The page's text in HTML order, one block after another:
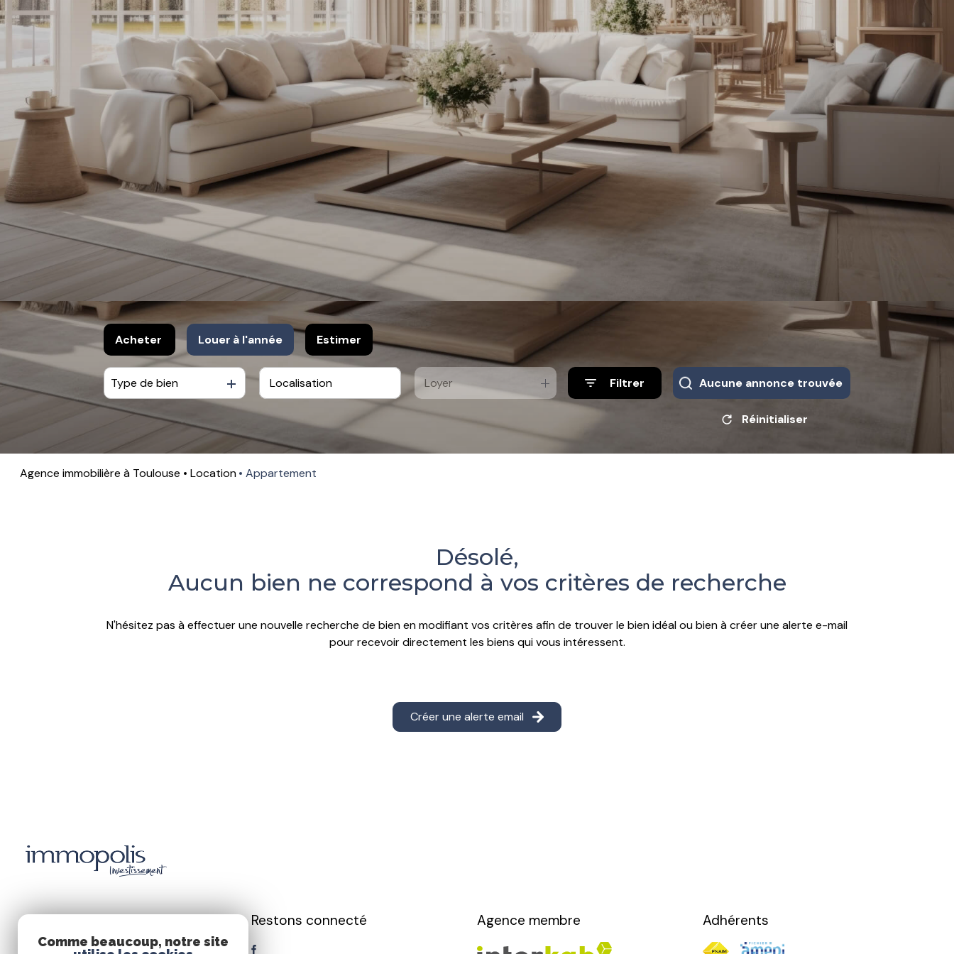
nous
Acheter
De l'ancien
Louer à l'année
à l'année
De l'immo pro
Estimer
Type de bien Loyer Filtrer Aucune annonce trouvée
Réinitialiser
Agence immobilière à Toulouse Location Appartement
Désolé,
Aucun bien ne correspond à vos critères de recherche
N'hésitez pas à effectuer une nouvelle recherche de bien en modifiant vos critères afin de trouver le bien idéal ou bien à créer une alerte e-mail
pour recevoir directement les biens qui vous intéressent.
Créer une alerte email
Investissement
Restons connecté Agence membre Adhérents
Comme beaucoup, notre site